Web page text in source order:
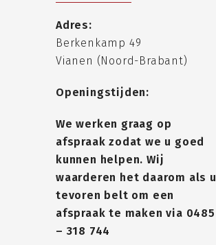
Adres:
Berkenkamp 49
Vianen (Noord-Brabant)
Openingstijden:
We werken graag op
afspraak zodat we u goed
kunnen helpen. Wij
waarderen het daarom als u
tevoren belt om een
afspraak te maken via 0485
– 318 744